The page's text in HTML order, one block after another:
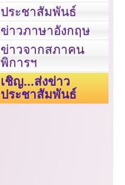
ประชาสัมพันธ์
ข่าวภาษาอังกฤษ
ข่าวจากสภาคน
พิการฯ
เชิญ...ส่งข่าว
ประชาสัมพันธ์